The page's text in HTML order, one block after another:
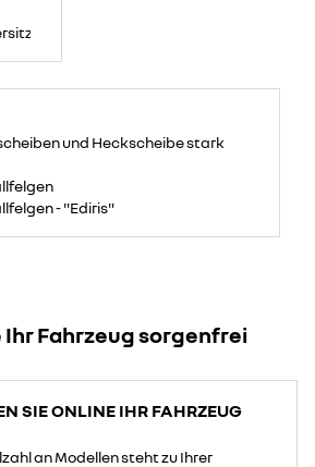
und Heckscheibe stark
- "Ediris"
Ihr Fahrzeug sorgenfrei
SIE ONLINE IHR FAHRZEUG
an Modellen steht zu Ihrer